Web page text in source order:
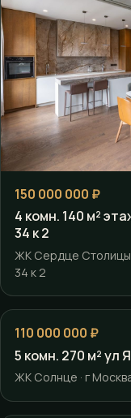
150 000 000 ₽
4 комн. 140 м²
34 к 2
ЖК Сердце Столицы
34 к 2
110 000 000 ₽
5 комн. 270 м² ул
ЖК Солнце · г